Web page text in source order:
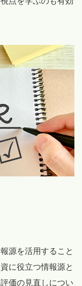
源を活用すること
に役立つ情報源と
価の見直しについ